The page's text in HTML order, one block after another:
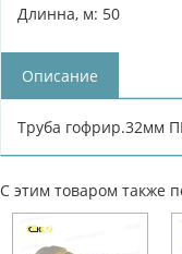
Длинна, м: 50
Описание
Труба гофрир.32мм
С этим товаром также